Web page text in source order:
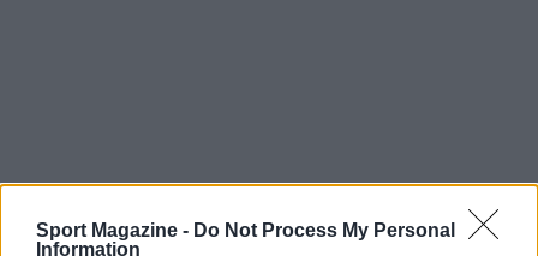
Sport Magazine - Do Not Process My Personal
Information